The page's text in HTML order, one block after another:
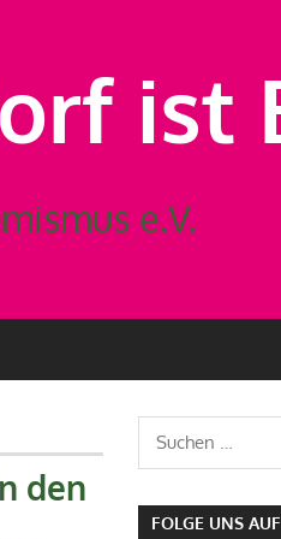
ist
e.V.
den
Suchen
nach:
FOLGE UNS